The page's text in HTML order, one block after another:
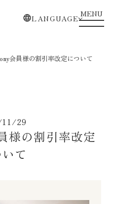
LANGUAGEMENU
会員様の割引率改定について
11/29
様の割引率改定
て